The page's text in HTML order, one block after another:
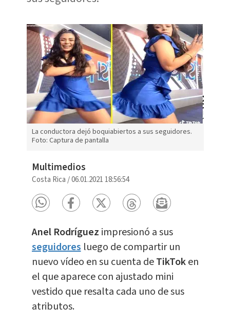
La conductora dejó boquiabiertos a sus seguidores.
Foto: Captura de pantalla
Multimedios
Costa Rica /06.01.2021 18:56:54
Anel Rodríguez impresionó a sus
seguidoresluego de compartir un
nuevo vídeo en su cuenta deTikToken
el que aparece con ajustado mini
vestido que resalta cada uno de sus
atributos.